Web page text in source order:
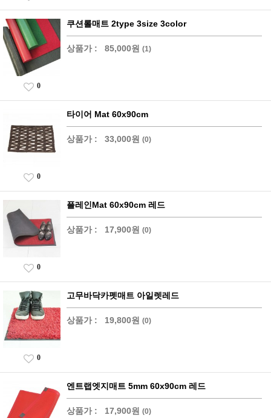
쿠션롤매트 2type 3size 3color
상품가 : 85,000원 (1)
0
타이어 Mat 60x90cm
상품가 : 33,000원 (0)
0
플레인Mat 60x90cm 레드
상품가 : 17,900원 (0)
0
고무바닥카펫매트 아일렛레드
상품가 : 19,800원 (0)
0
엔트랩엣지매트 5mm 60x90cm 레드
상품가 : 17,900원 (0)